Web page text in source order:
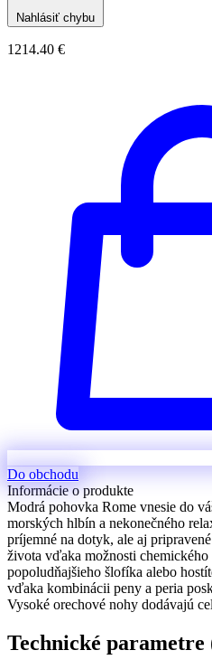
Nahlásiť chybu
1214.40 €
Do obchodu
Informácie o produkte
Modrá pohovka Rome vnesie do
morských hlbín a nekonečného
príjemné na dotyk, ale aj
života vďaka možnosti
popoludňajšieho šlofíka alebo
vďaka kombinácii peny a peria
Vysoké orechové nohy dodávajú
Technické parametre